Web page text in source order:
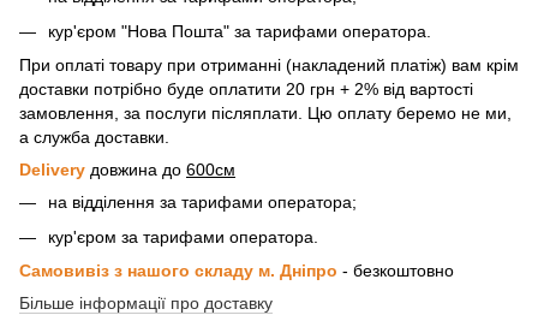
кур'єром "Нова Пошта" за тарифами оператора.
При оплаті товару при отриманні (накладений платіж) вам крім
доставки потрібно буде оплатити 20 грн + 2% від вартості
замовлення, за послуги післяплати. Цю оплату беремо не ми,
а служба доставки.
Delivery довжина до 600см
на відділення за тарифами оператора;
кур'єром за тарифами оператора.
Самовивіз з нашого складу м. Дніпро - безкоштовно
Більше інформації про доставку